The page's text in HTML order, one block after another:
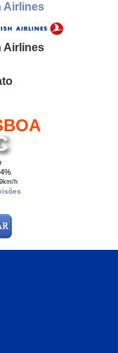
Airlines
Airlines
h